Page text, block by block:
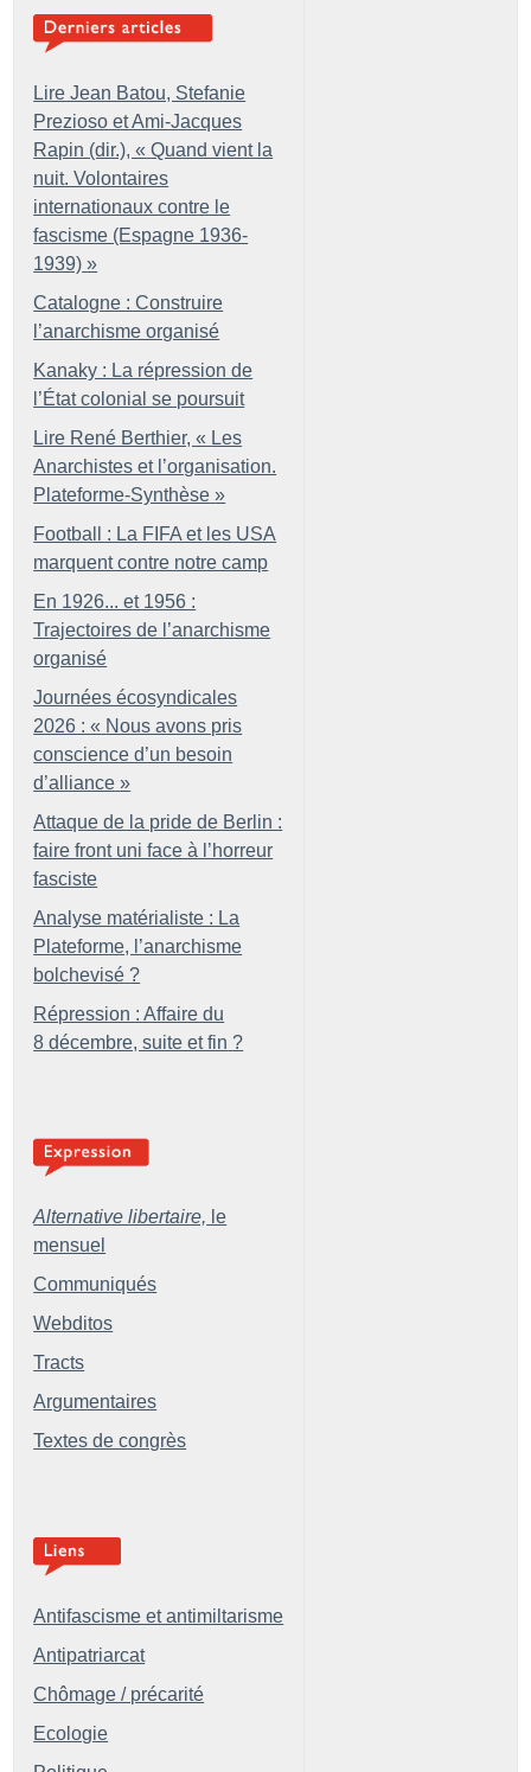
Lire Jean Batou, Stefanie
Prezioso et Ami-Jacques
Rapin (dir.), « Quand vient la
nuit. Volontaires
internationaux contre le
fascisme (Espagne 1936-
1939) »
Catalogne : Construire
l’anarchisme organisé
Kanaky : La répression de
l’État colonial se poursuit
Lire René Berthier, « Les
Anarchistes et l’organisation.
Plateforme-Synthèse »
Football : La FIFA et les USA
marquent contre notre camp
En 1926... et 1956 :
Trajectoires de l’anarchisme
organisé
Journées écosyndicales
2026 : « Nous avons pris
conscience d’un besoin
d’alliance »
Attaque de la pride de Berlin :
faire front uni face à l’horreur
fasciste
Analyse matérialiste : La
Plateforme, l’anarchisme
bolchevisé ?
Répression : Affaire du
8 décembre, suite et fin ?
Alternative libertaire, le
mensuel
Communiqués
Webditos
Tracts
Argumentaires
Textes de congrès
Antifascisme et antimiltarisme
Antipatriarcat
Chômage / précarité
Ecologie